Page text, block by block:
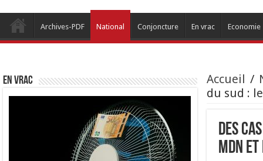
Archives-PDF National Conjoncture En vrac Economie
Accueil /
du sud :
Des
MDN
EN VRAC